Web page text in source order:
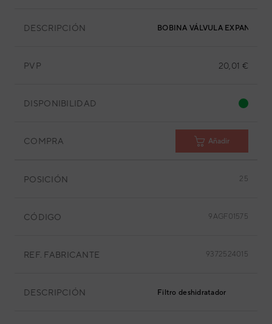
DESCRIPCIÓN BOBINA VÁLVULA
PVP 20,01 €
DISPONIBILIDAD
COMPRA Añadir
POSICIÓN 25
CÓDIGO 9AGF01575
REF. FABRICANTE 9372524015
DESCRIPCIÓN Filtro deshidratador